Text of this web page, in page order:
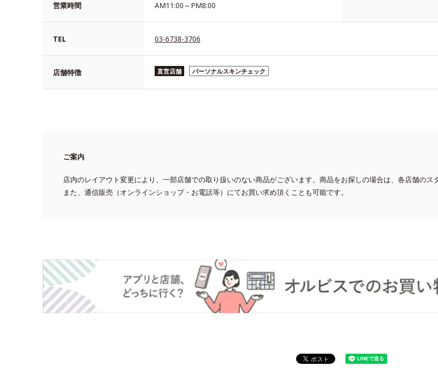
営業時間
AM11:00～PM8:00
TEL 03-6738-3706
店舗特徴 直営店舗 パーソナルスキンチェック
ご案内
店内のレイアウト変更により、一部店舗での取り扱いのない商品がございます。商品をお探しの場合は、各店舗のス
また、通信販売（オンラインショップ・お電話等）にてお買い求め頂くことも可能です。